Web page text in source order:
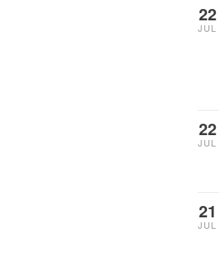
22
JUL
22
JUL
21
JUL